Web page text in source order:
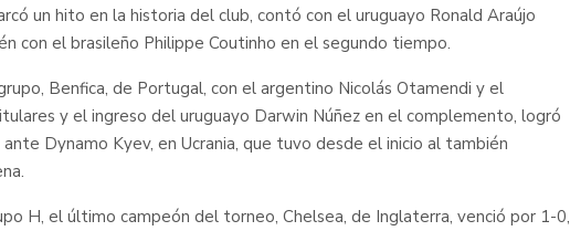
un hito en la historia del club, contó con el uruguayo Ronald Araújo
con el brasileño Philippe Coutinho en el segundo tiempo.
Benfica, de Portugal, con el argentino Nicolás Otamendi y el
y el ingreso del uruguayo Darwin Núñez en el complemento, logró
Dynamo Kyev, en Ucrania, que tuvo desde el inicio al también
H, el último campeón del torneo, Chelsea, de Inglaterra, venció por 1-0,